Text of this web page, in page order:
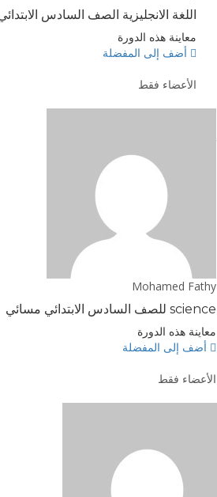
اللغة الانجليزية الصف السادس
معاينة هذه الدورة
أضف إلى المفضلة
الأعضاء فقط
Mohamed Fathy
science للصف السادس الابتدائي مسائي
معاينة هذه الدورة
أضف إلى المفضلة
الأعضاء فقط